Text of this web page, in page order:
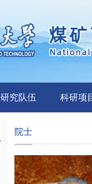
研究队伍 科研项
院士